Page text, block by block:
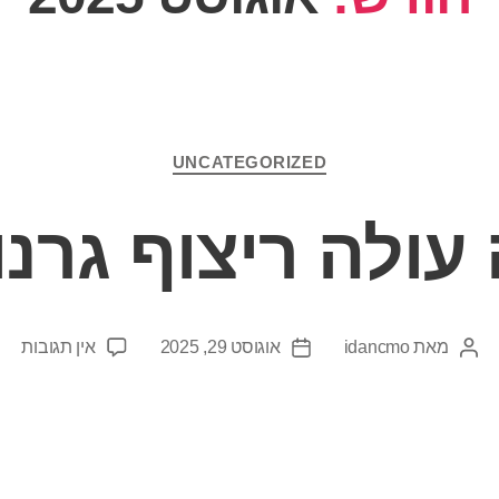
UNCATEGORIZED
ריצוף
מאתidancmo אוגוסט 29, 2025 אין תגובות